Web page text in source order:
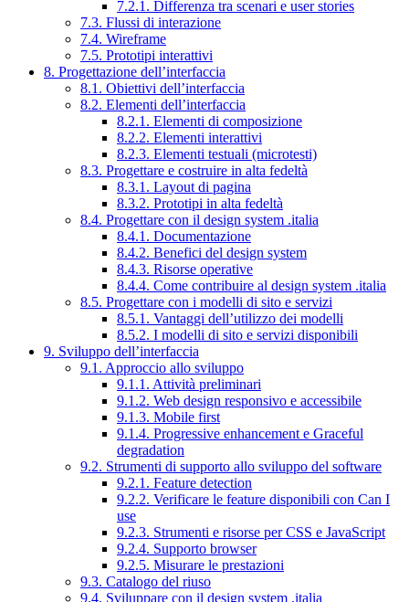
7.2.1. Differenza tra scenari e user stories
7.3. Flussi di interazione
7.4. Wireframe
7.5. Prototipi interattivi
8. Progettazione dell’interfaccia
8.1. Obiettivi dell’interfaccia
8.2. Elementi dell’interfaccia
8.2.1. Elementi di composizione
8.2.2. Elementi interattivi
8.2.3. Elementi testuali (microtesti)
8.3. Progettare e costruire in alta fedeltà
8.3.1. Layout di pagina
8.3.2. Prototipi in alta fedeltà
8.4. Progettare con il design system .italia
8.4.1. Documentazione
8.4.2. Benefici del design system
8.4.3. Risorse operative
8.4.4. Come contribuire al design system .italia
8.5. Progettare con i modelli di sito e servizi
8.5.1. Vantaggi dell’utilizzo dei modelli
8.5.2. I modelli di sito e servizi disponibili
9. Sviluppo dell’interfaccia
9.1. Approccio allo sviluppo
9.1.1. Attività preliminari
9.1.2. Web design responsivo e accessibile
9.1.3. Mobile first
9.1.4. Progressive enhancement e Graceful
degradation
9.2. Strumenti di supporto allo sviluppo del software
9.2.1. Feature detection
9.2.2. Verificare le feature disponibili con Can I
use
9.2.3. Strumenti e risorse per CSS e JavaScript
9.2.4. Supporto browser
9.2.5. Misurare le prestazioni
9.3. Catalogo del riuso
9.4. Sviluppare con il design system .italia